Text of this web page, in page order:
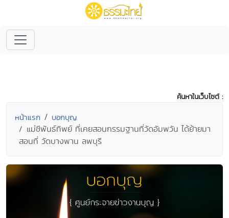
ค้นหาในเว็บไซต์ :
หน้าแรก บอกบุญ
แม่ชีพันธ์ทิพย์ ที่เคยสอนกรรมฐานที่วัดอัมพวัน ได้ย้ายมา
สอนที่ วัดบางพาน ลพบุรี